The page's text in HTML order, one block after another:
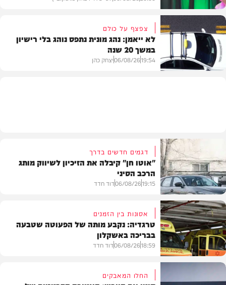
VOD
צפצף על כולם
לא ייאמן: נהג מונית נתפס נוהג בלי רישיון
במשך 20 שנה
19:54
06/08/26יצחק כהן
רכב
דגמים חדשים בדרך
"אוטו חן" קיבלה את הזיכיון לשיווק מותג
הרכב הסיני
19:15
06/08/26דוד חדד
אסונות בין הזמנים
טרגדיה: נקבע מותה של הפעוטה שטבעה
בבריכה באשקלון
18:59
06/08/26דוד חדד
החלו המאבקים